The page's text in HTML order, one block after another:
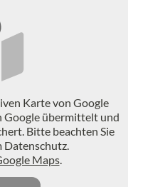
Karte von Google
Google übermittelt und
Bitte beachten Sie
Datenschutz.
Maps.